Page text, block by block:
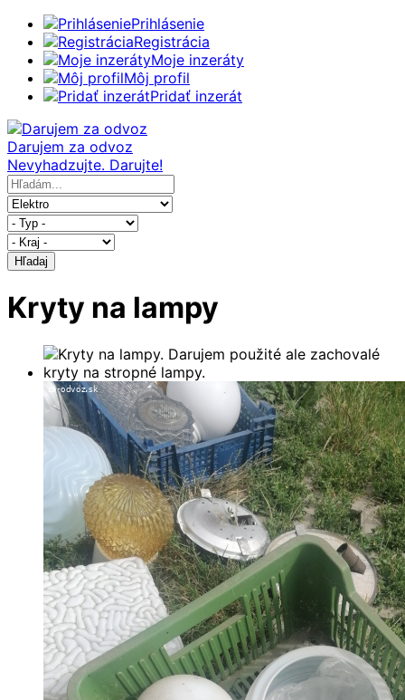
Prihlásenie
Registrácia
Moje inzeráty
Môj profil
Pridať inzerát
Darujem za odvoz
Nevyhadzujte. Darujte!
Hľadaj
Kryty na lampy